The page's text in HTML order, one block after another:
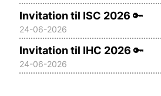
Invitation til ISC 2026 🔑
24-06-2026
Invitation til IHC 2026 🔑
24-06-2026